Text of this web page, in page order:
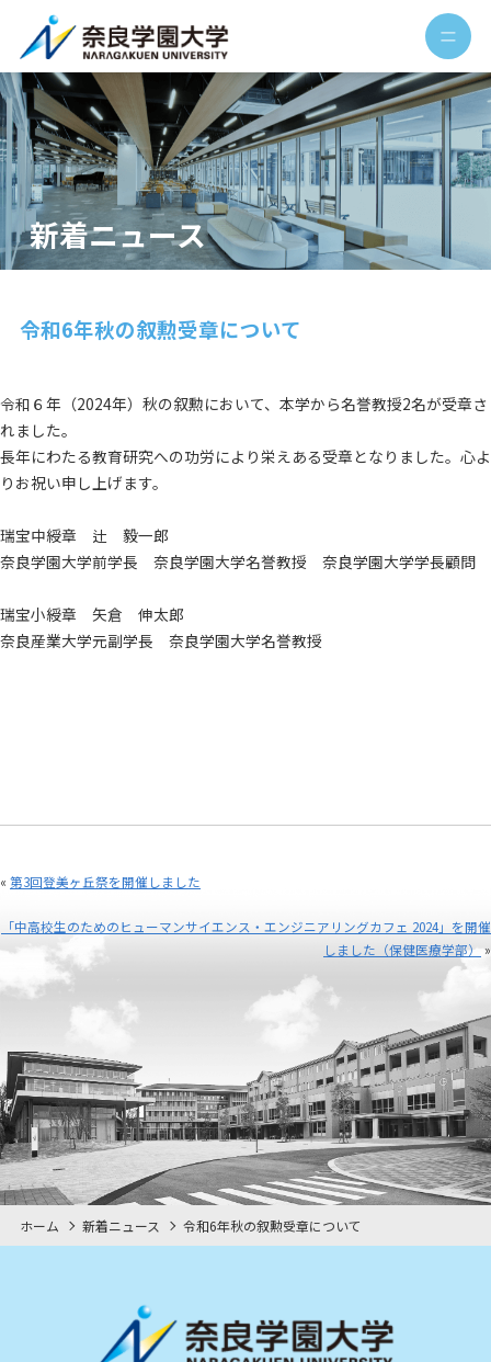
新着ニュース
令和6年秋の叙勲受章について
令和６年（2024年）秋の叙勲において、本学から名誉教授2名が受章さ
れました。
長年にわたる教育研究への功労により栄えある受章となりました。心よ
りお祝い申し上げます。
瑞宝中綬章 辻 毅一郎
奈良学園大学前学長 奈良学園大学名誉教授 奈良学園大学学長顧問
瑞宝小綬章 矢倉 伸太郎
奈良産業大学元副学長 奈良学園大学名誉教授
« 第3回登美ヶ丘祭を開催しました
「中高校生のためのヒューマンサイエンス・エンジニアリングカフェ 2024」を開催
しました（保健医療学部） »
ホーム 新着ニュース 令和6年秋の叙勲受章について